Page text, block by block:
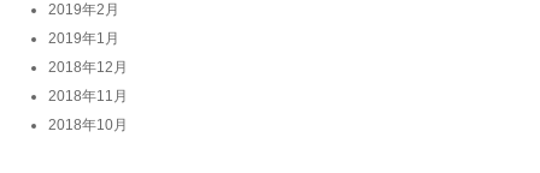
2019年2月
2019年1月
2018年12月
2018年11月
2018年10月